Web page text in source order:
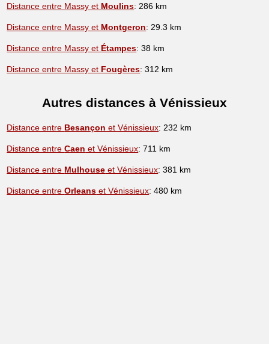
Distance entre Massy et Moulins: 286 km
Distance entre Massy et Montgeron: 29.3 km
Distance entre Massy et Étampes: 38 km
Distance entre Massy et Fougères: 312 km
Autres distances à Vénissieux
Distance entre Besançon et Vénissieux: 232 km
Distance entreCaen et Vénissieux: 711 km
Distance entre Mulhouse et Vénissieux: 381 km
Distance entreOrleans et Vénissieux: 480 km